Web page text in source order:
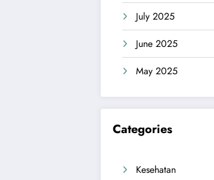
July 2025
June 2025
May 2025
Categories
Kesehatan